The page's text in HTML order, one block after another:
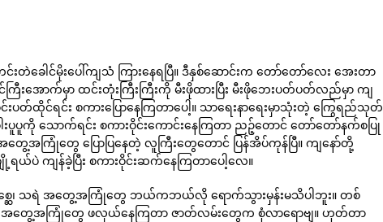
းတဲခေါင်မိုးပေါ်ကျသံ ကြားနေရပြီ။ ဒီနှစ်ဆောင်းက တော်တော်လေး အေးတာ
းအောက်မှာ ထင်းတုံးကြီးကြီးကို မီးဖိုထားပြီး မီးဖိုဘေးပတ်ပတ်လည်မှာ ကျ
င်ရင်း စကားပြောနေကြတာပေါ့။ သာရေးနာရေးမှာသုံးတဲ့ ကြွေရည်သုတ်
းပူပူကို သောက်ရင်း စကားဝိုင်းကောင်းနေကြတာ ညဉ့်တောင် တော်တော်နက်စပြု
အတွေ့အကြုံတွေ ပြောပြနေတဲ့ လူကြီးတွေတောင် ပြန်အိပ်ကုန်ပြီ။ ကျနော်တို့
ပဲ ကျန်ခဲ့ပြီး စကားဝိုင်းဆက်နေကြတာပေါ့လေ။
စ္ဆေ၊ သရဲ အတွေ့အကြုံတွေ ဘယ်ကဘယ်လို ရောက်သွားမှန်းမသိပါဘူး။ တစ်
တွေ့အကြုံတွေ ဖလှယ်နေကြတာ ဇာတ်လမ်းတွေက စုံလာရောဗျ။ ဟုတ်တာ